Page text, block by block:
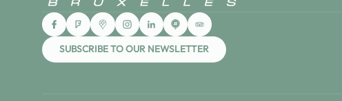
SUBSCRIBE TO OUR NEWSLETTER